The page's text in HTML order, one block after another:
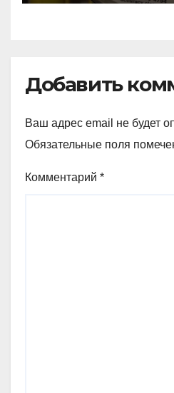
Добавить
Ваш адрес email не будет
Обязательные поля
Комментарий *